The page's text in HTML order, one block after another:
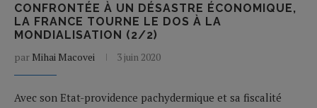
CONFRONTÉE À UN DÉSASTRE ÉCONOMIQUE,
LA FRANCE TOURNE LE DOS À LA
MONDIALISATION (2/2)
par Mihai Macovei 3 juin 2020
Avec son Etat-providence pachydermique et sa fiscalité